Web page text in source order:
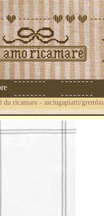
da ricamare - asciugapiatti/